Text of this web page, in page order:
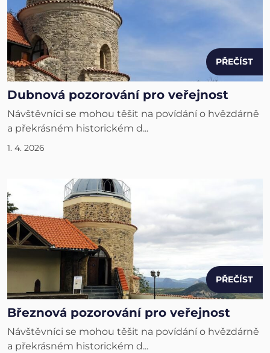
PŘEČÍST
Dubnová pozorování pro veřejnost
Návštěvníci se mohou těšit na povídání o hvězdárně
a překrásném historickém d...
1. 4. 2026
PŘEČÍST
Březnová pozorování pro veřejnost
Návštěvníci se mohou těšit na povídání o hvězdárně
a překrásném historickém d...